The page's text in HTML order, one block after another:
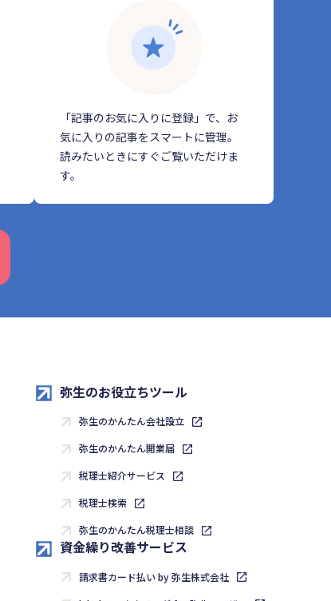
「記事のお気に入りに登録」で、お
気に入りの記事をスマートに管理。
読みたいときにすぐご覧いただけま
す。
弥生のお役立ちツール
弥生のかんたん会社設立
弥生のかんたん開業届
税理士紹介サービス
税理士検索
弥生のかんたん税理士相談
資金繰り改善サービス
請求書カード払い by 弥生株式会社